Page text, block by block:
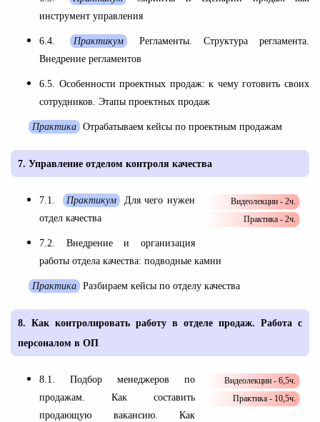
инструмент управления
6.4. Практикум
Регламенты. Структура регламента.
Внедрение регламентов
6.5. Особенности проектных продаж: к чему готовить своих
сотрудников. Этапы проектных продаж
Практика Отрабатываем кейсы по проектным продажам
7. Управление отделом контроля качества
Видеолекции - 2ч.
Практика - 2ч.
7.1. Практикум
Для чего нужен
отдел качества
7.2. Внедрение и организация
работы отдела качества: подводные камни
Практика Разбираем кейсы по отделу качества
8. Как контролировать работу в отделе продаж. Работа с
персоналом в ОП
Видеолекции - 6,5ч.
Практика - 10,5ч.
8.1. Подбор менеджеров по
продажам. Как составить
продающую вакансию. Как